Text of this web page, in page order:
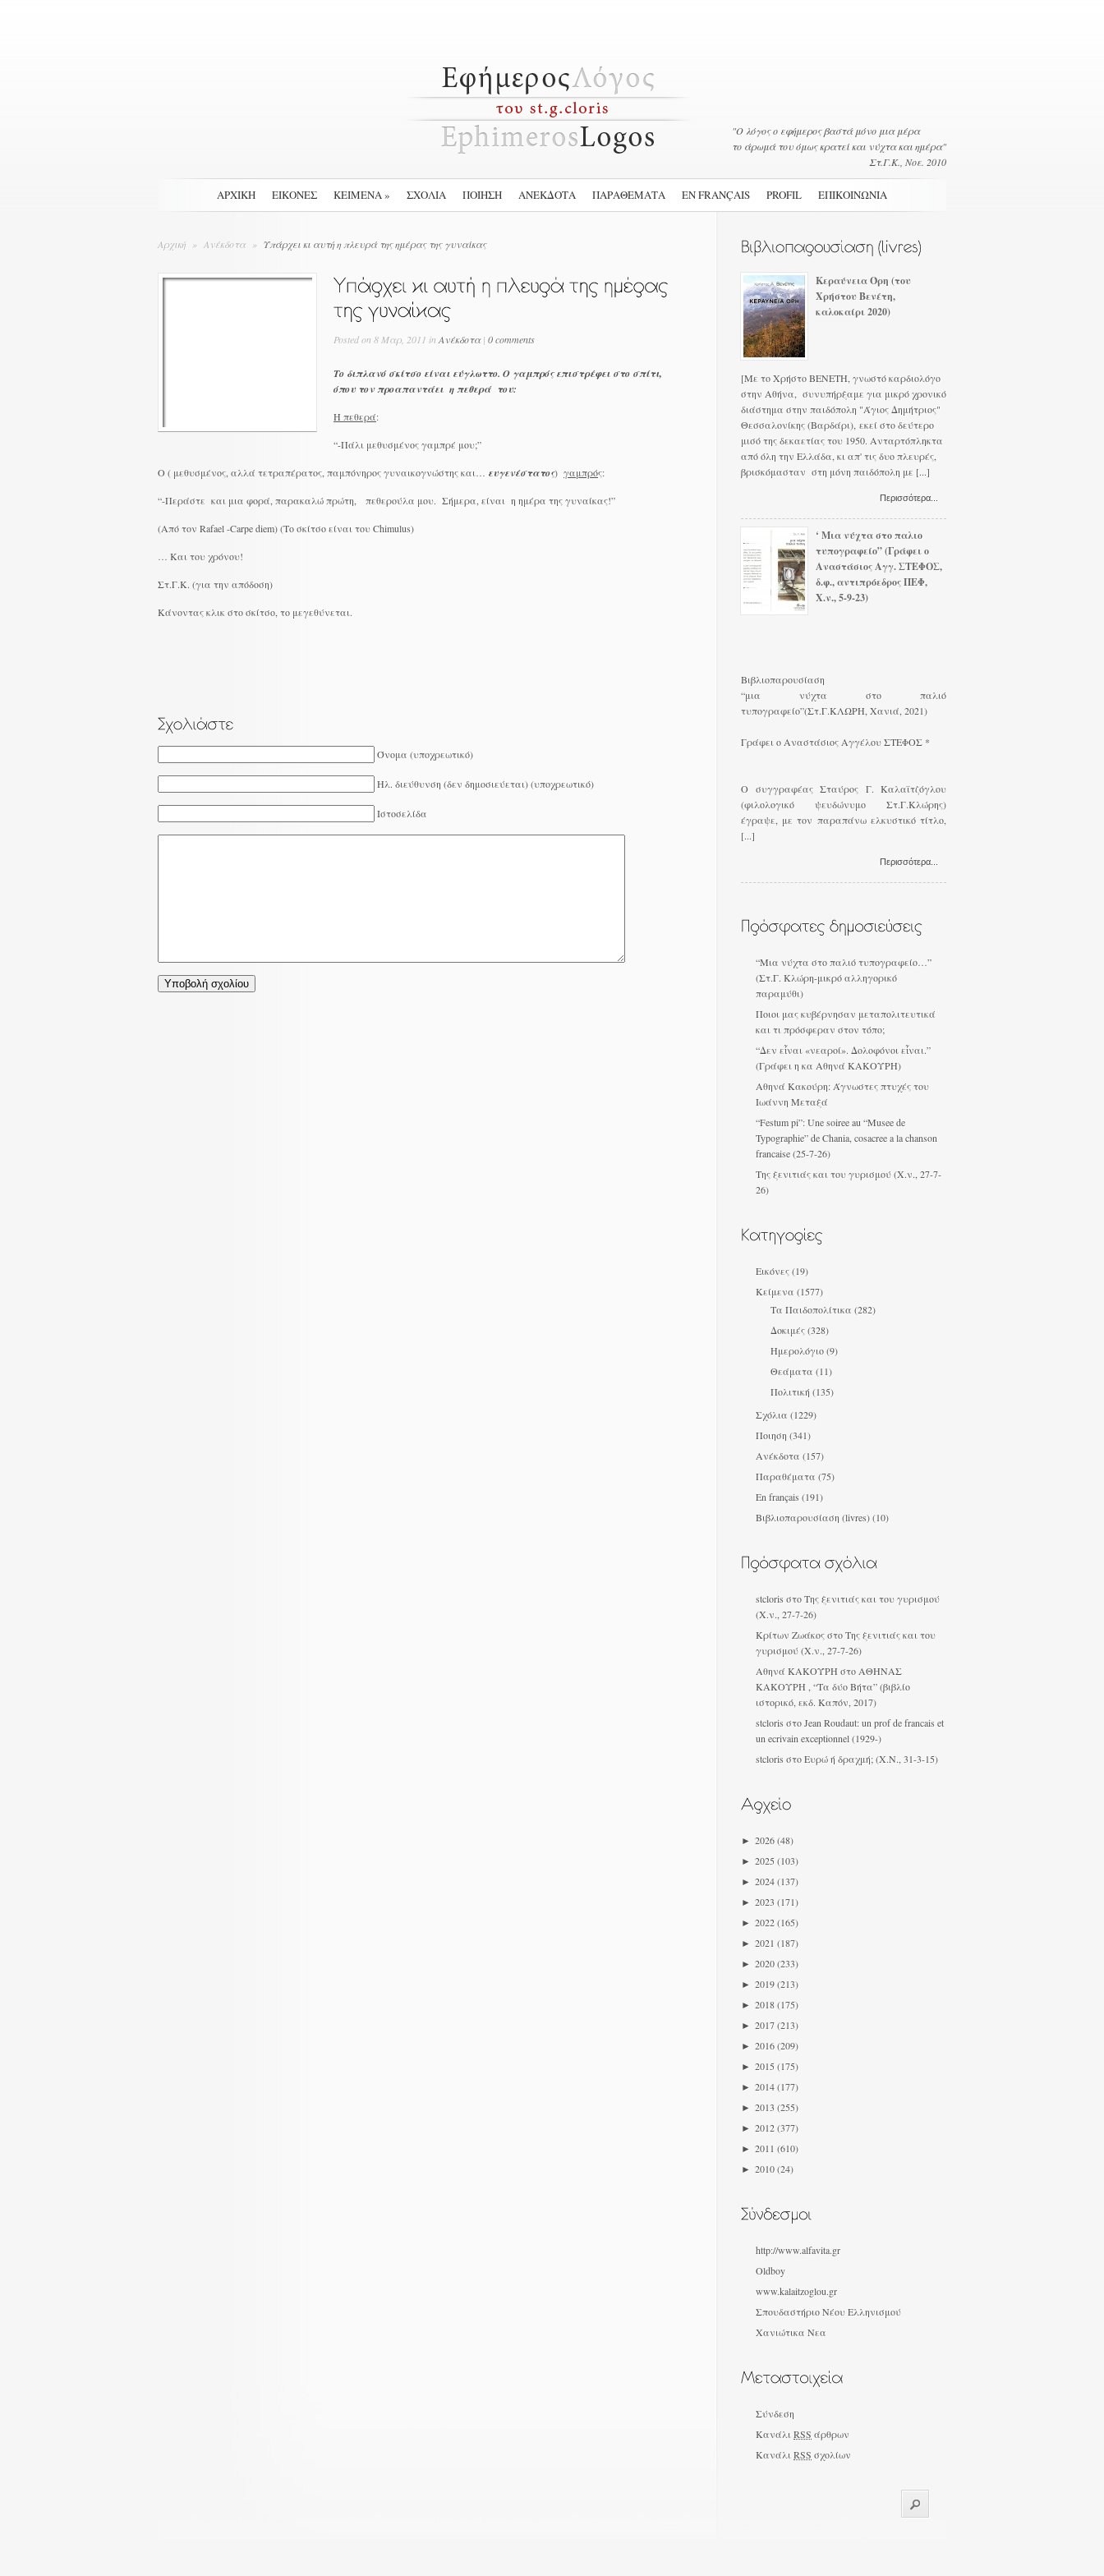
"Ο λόγος ο εφήμερος βαστά μόνο μια μέρα
το άρωμά του όμως κρατεί και νύχτα και ημέρα"
Στ.Γ.Κ., Νοε. 2010
ΑΡΧΙΚΉ ΕΙΚΟΝΕΣ ΚΕΙΜΕΝΑ» ΣΧΟΛΙΑ ΠΟΙΗΣΗ ΑΝΕΚΔΟΤΑ ΠΑΡΑΘΕΜΑΤΑ EN FRANÇAIS PROFIL ΕΠΙΚΟΙΝΩΝΙΑ
Αρχική » Ανέκδοτα » Υπάρχει κι αυτή η πλευρά της ημέρας της γυναίκας
Postedon 8 Μαρ, 2011 in Ανέκδοτα| 0 comments
Το διπλανό σκίτσο είναι εύγλωττο. Ο γαμπρός επιστρέφει στο σπίτι,
όπου τον προαπαντάει η πεθερά του:
Η πεθερά:
“-Πάλι μεθυσμένος γαμπρέ μου;”
Ο ( μεθυσμένος, αλλά τετραπέρατος, παμπόνηρος γυναικογνώστης και… ευγενέστατος) γαμπρός:
“-Περάστε και μια φορά, παρακαλώ πρώτη, πεθερούλα μου. Σήμερα, είναι η ημέρα της γυναίκας!”
(Από τον Rafael -Carpe diem) (Το σκίτσο είναι του Chimulus)
… Και του χρόνου!
Στ.Γ.Κ. (για την απόδοση)
Κάνοντας κλικ στο σκίτσο, το μεγεθύνεται.
Όνομα (υποχρεωτικό)
Ηλ. διεύθυνση (δεν δημοσιεύεται) (υποχρεωτικό)
Ιστοσελίδα
Κεραύνεια Όρη (του
Χρήστου Βενέτη,
καλοκαίρι 2020)
[Με το Χρήστο ΒΕΝΕΤΗ, γνωστό καρδιολόγο
στην Αθήνα, συνυπήρξαμε για μικρό χρονικό
διάστημα στην παιδόπολη "Άγιος Δημήτριος"
Θεσσαλονίκης (Βαρδάρι), εκεί στο δεύτερο
μισό της δεκαετίας του 1950. Ανταρτόπληκτα
από όλη την Ελλάδα, κι απ' τις δυο πλευρές,
βρισκόμασταν στη μόνη παιδόπολη με [...]
Περισσότερα...
‘ Μια νύχτα στο παλιο
τυπογραφείο” (Γράφει ο
Αναστάσιος Αγγ. ΣΤΕΦΟΣ,
δ.φ., αντιπρόεδρος ΠΕΦ,
Χ.ν., 5-9-23)
Βιβλιοπαρουσίαση
“μια νύχτα στο παλιό
τυπογραφείο”(Στ.Γ.ΚΛΩΡΗ, Χανιά, 2021)
Γράφει ο Αναστάσιος Αγγέλου ΣΤΕΦΟΣ *
Ο συγγραφέας Σταύρος Γ. Καλαϊτζόγλου
(φιλολογικό ψευδώνυμο Στ.Γ.Κλώρης)
έγραψε, με τον παραπάνω ελκυστικό τίτλο,
[...]
Περισσότερα...
“Μια νύχτα στο παλιό τυπογραφείο…”
(Στ.Γ. Κλώρη-μικρό αλληγορικό
παραμύθι)
Ποιοι μας κυβέρνησαν μεταπολιτευτικά
και τι πρόσφεραν στον τόπο;
“Δεν εἶναι «νεαροί». Δολοφόνοι εἶναι.”
(Γράφει η κα Αθηνά ΚΑΚΟΥΡΗ)
Αθηνά Κακούρη: Άγνωστες πτυχές του
Ιωάννη Μεταξά
“Festum pi”: Une soiree au “Musee de
Typographie” de Chania, cosacree a la chanson
francaise (25-7-26)
Της ξενιτιάς και του γυρισμού (Χ.ν., 27-7-
26)
Εικόνες(19)
Κείμενα (1577)
Τα Παιδοπολίτικα (282)
Δοκιμές(328)
Ημερολόγιο(9)
Θεάματα (11)
Πολιτική (135)
Σχόλια (1229)
Ποιηση (341)
Ανέκδοτα (157)
Παραθέματα (75)
En français (191)
Βιβλιοπαρουσίαση (livres)(10)
stcloris στοΤης ξενιτιάς και του γυρισμού
(Χ.ν., 27-7-26)
Κρίτων Ζωάκος στοΤης ξενιτιάς και του
γυρισμού (Χ.ν., 27-7-26)
Αθηνά ΚΑΚΟΎΡΗστο ΑΘΗΝΑΣ
ΚΑΚΟΥΡΗ , “Τα δύο Βήτα” (βιβλίο
ιστορικό, εκδ. Καπόν, 2017)
stcloris στοJean Roudaut: un prof de francais et
un ecrivain exceptionnel (1929-)
stcloris στοΕυρώ ή δραχμή; (Χ.Ν., 31-3-15)
► 2026(48)
► 2025(103)
► 2024(137)
► 2023 (171)
► 2022(165)
► 2021 (187)
► 2020(233)
► 2019(213)
► 2018(175)
► 2017(213)
► 2016(209)
► 2015(175)
► 2014(177)
► 2013 (255)
► 2012(377)
► 2011 (610)
► 2010(24)
http://www.alfavita.gr
Oldboy
www.kalaitzoglou.gr
Σπουδαστήριο Νέου Ελληνισμού
Χανιώτικα Νεα
Σύνδεση
ΚανάλιRSS άρθρων
ΚανάλιRSS σχολίων